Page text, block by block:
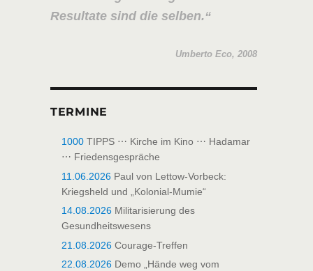
Resultate sind die selben.
Umberto Eco, 2008
TERMINE
1000TIPPS ⋯ Kirche im Kino ⋯ Hadamar
⋯ Friedensgespräche
11.06.2026Paul von Lettow-Vorbeck:
Kriegsheld und „Kolonial-Mumie“
14.08.2026Militarisierung des
Gesundheitswesens
21.08.2026Courage-Treffen
22.08.2026Demo „Hände weg vom